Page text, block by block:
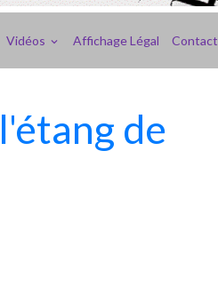
Vidéos Affichage Légal Contact
de